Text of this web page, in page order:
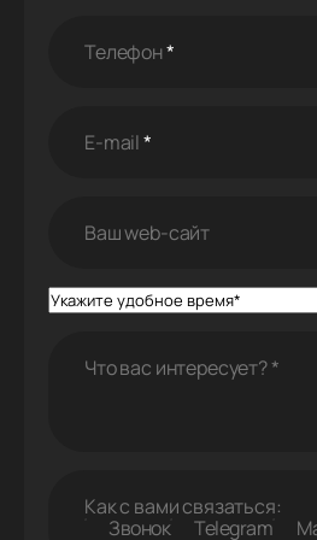
Телефон*
E-mail*
Ваш web-cайт
Что вас интересует?*
Как с вами связаться:
Звонок
Telegram